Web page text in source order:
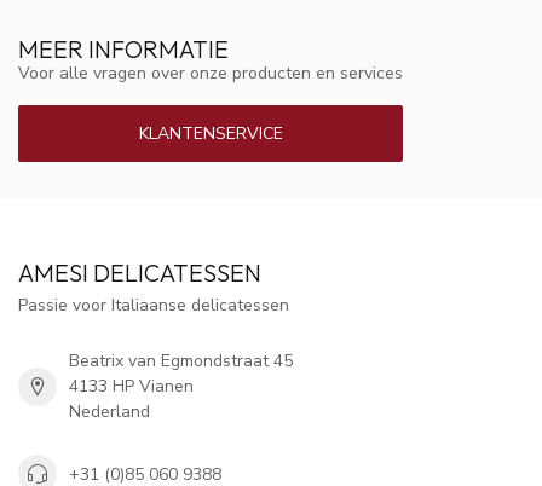
MEER INFORMATIE
Voor alle vragen over onze producten en services
KLANTENSERVICE
AMESI DELICATESSEN
Passie voor Italiaanse delicatessen
Beatrix van Egmondstraat 45
4133 HP Vianen
Nederland
+31 (0)85 060 9388